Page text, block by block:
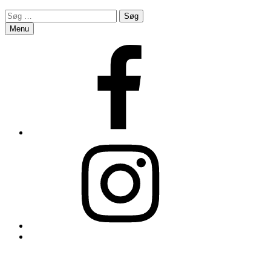
Search
Søg
efter:
Menu